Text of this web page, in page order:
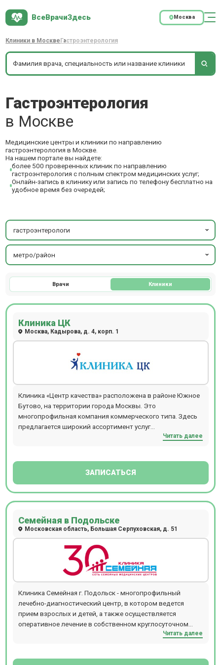
ВсеВрачиЗдесь Москва
Клиники в Москве Гастроэнтерология
Гастроэнтерология
в Москве
Медицинские центры и клиники по направлению
гастроэнтерология в Москве.
На нашем портале вы найдете:
более 500 проверенных клиник по направлению
гастроэнтерология с полным спектром медицинских услуг;
Онлайн-запись в клинику или запись по телефону бесплатно на
удобное время без очередей;
гастроэнтерологи
метро/район
Врачи Клиники
Клиника ЦК
Москва, Кадырова, д. 4, корп. 1
Клиника «Центр качества» расположена в районе Южное
Бутово, на территории города Москвы. Это
многопрофильная компания коммерческого типа. Здесь
предлагается широкий ассортимент услуг
консультативного и лечебно-диагностического профиля.
индивидуальный подход, внимательное и заботливое
Читать далее
ЗАПИСАТЬСЯ
Семейная в Подольске
Московская область, Большая Серпуховская, д. 51
Клиника Семейная г. Подольск - многопрофильный
лечебно-диагностический центр, в котором ведется
прием взрослых и детей, а также осуществляется
оперативное лечение в собственном круглосуточном
стационаре. Амбулаторное отделение включает в себя
Читать далее